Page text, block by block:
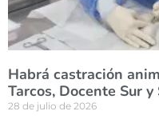
Habrá castración
Tarcos, Docente Sur
28 de julio de 2026